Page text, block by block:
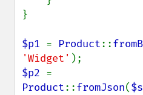
}
$p1 = Product::
'Widget'
$p2
Product::fromJson(